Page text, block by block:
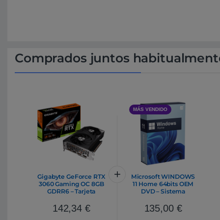
Comprados juntos
Gigabyte GeForce RTX
3060 Gaming OC 8GB
GDRR6 – Tarjeta
142,34 €
MÁS VENDIDO
Microsoft WINDOWS
11 Home 64bits OEM
DVD – Sistema
135,00 €